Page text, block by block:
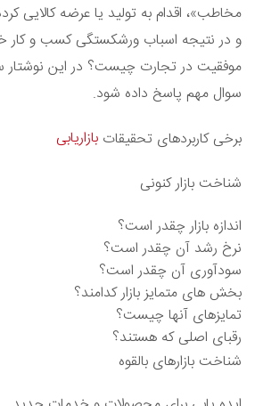
مخاطب»، اقدام به تولید یا عرضه کالایی
و در نتیجه اسباب ورشکستگی کسب و کار
موفقیت در تجارت چیست؟ در این نوشتار
سوال مهم پاسخ داده شود.
برخی کاربردهای تحقیقات بازاریابی
شناخت بازار کنونی
اندازه بازار چقدر است؟
نرخ رشد آن چقدر است؟
سودآوری آن چقدر است؟
بخش های متمایز بازار کدامند؟
تمایزهای آنها چیست؟
رقبای اصلی که هستند؟
شناخت بازارهای بالقوه